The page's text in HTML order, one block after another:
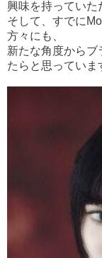
興味を持っていた
そして、すでに
方々にも、
新たな角度からブ
たらと思っていま